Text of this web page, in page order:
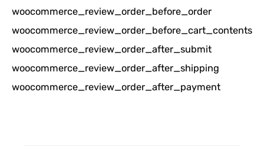
i
u
n
t
u
woocommerce_review_order_before_order
woocommerce_review_order_before_cart_contents
woocommerce_review_order_after_submit
woocommerce_review_order_after_shipping
woocommerce_review_order_after_payment